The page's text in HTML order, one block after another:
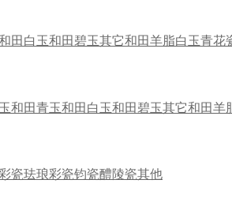
田白玉和田碧玉其它和田羊脂白玉青花
和田青玉和田白玉和田碧玉其它和田羊
瓷珐琅彩瓷钧瓷醴陵瓷其他